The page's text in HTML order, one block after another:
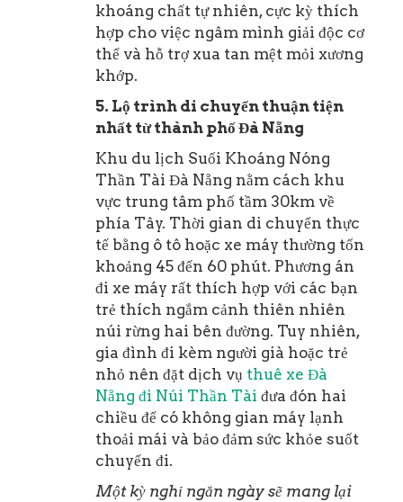
khoáng chất tự nhiên, cực kỳ thích
hợp cho việc ngâm mình giải độc cơ
thể và hỗ trợ xua tan mệt mỏi xương
khớp.
5. Lộ trình di chuyển thuận tiện
nhất từ thành phố Đà Nẵng
Khu du lịch Suối Khoáng Nóng
Thần Tài Đà Nẵng nằm cách khu
vực trung tâm phố tầm 30km về
phía Tây. Thời gian di chuyển thực
tế bằng ô tô hoặc xe máy thường tốn
khoảng 45 đến 60 phút. Phương án
đi xe máy rất thích hợp với các bạn
trẻ thích ngắm cảnh thiên nhiên
núi rừng hai bên đường. Tuy nhiên,
gia đình đi kèm người già hoặc trẻ
nhỏ nên đặt dịch vụ thuê xe Đà
Nẵng đi Núi Thần Tài đưa đón hai
chiều để có không gian máy lạnh
thoải mái và bảo đảm sức khỏe suốt
chuyến đi.
Một kỳ nghỉ ngắn ngày sẽ mang lại